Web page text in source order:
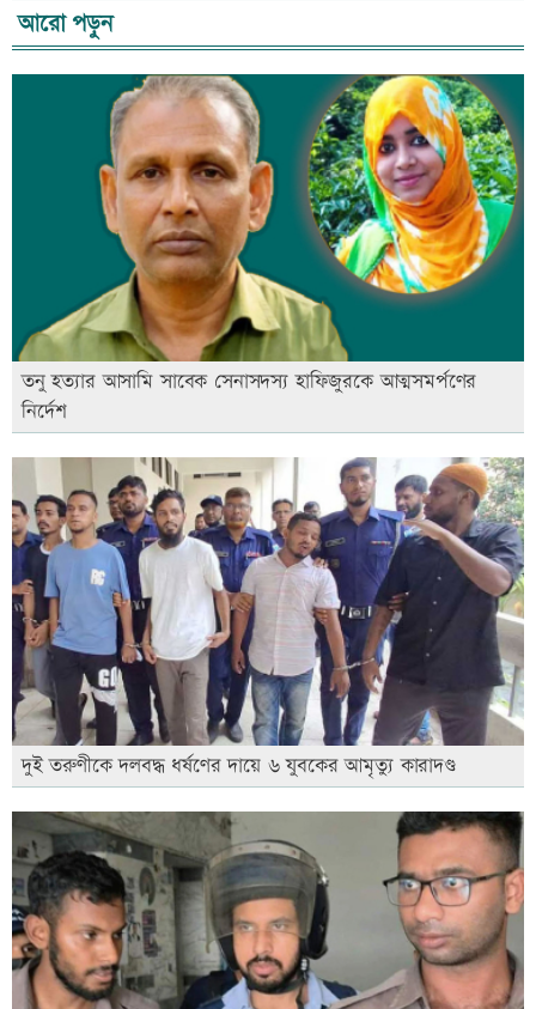
আরো পড়ুন
তনু হত্যার আসামি সাবেক সেনাসদস্য হাফিজুরকে আত্মসমর্পণের
নির্দেশ
দুই তরুণীকে দলবদ্ধ ধর্ষণের দায়ে ৬ যুবকের আমৃত্যু কারাদণ্ড